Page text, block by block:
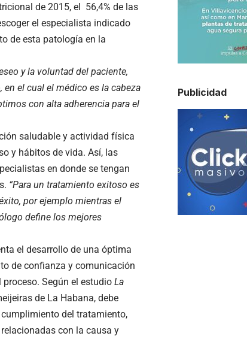
de 2015, el 56,4% de las
el especialista indicado
de esta patología en la
y la voluntad del paciente,
el cual el médico es la cabeza
con alta adherencia para el
saludable y actividad física
y hábitos de vida. Así, las
en donde se tengan
“Para un tratamiento exitoso es
por ejemplo mientras el
define los mejores
el desarrollo de una óptima
de confianza y comunicación
Según el estudio La
de La Habana, debe
del tratamiento,
con la causa y
Publicidad